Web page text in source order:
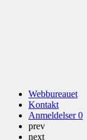
Webbureauet
Kontakt
Anmeldelser0
prev
next